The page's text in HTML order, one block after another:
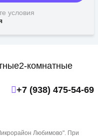
условия
2-комнатные
+7 (938) 475-54-69
Любимово". При